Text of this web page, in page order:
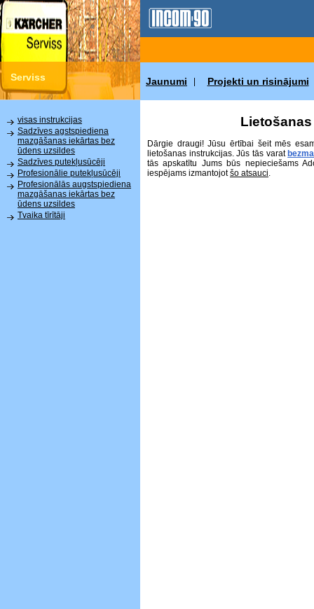
Serviss Jaunumi Projekti un risinājumi
visas instrukcijas
Sadzīves agstspiediena
mazgāšanas iekārtas bez
ūdens uzsildes
Sadzīves putekļusūcēji
Profesionālie putekļusūcēji
Profesionālās augstspiediena
mazgāšanas iekārtas bez
ūdens uzsildes
Tvaika tīrītāji
Dārgie draugi! Jūsu ērtībai šeit mēs
lietošanas instrukcijas. Jūs tās varat
tās apskatītu Jums būs nepieciešams
iespējams izmantojotšo atsauci.